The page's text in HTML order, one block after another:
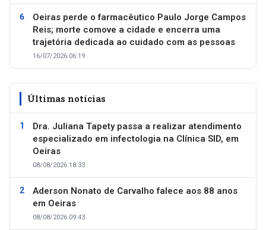
Oeiras perde o farmacêutico Paulo Jorge Campos
Reis; morte comove a cidade e encerra uma
trajetória dedicada ao cuidado com as pessoas
16/07/2026 06:19
Últimas notícias
Dra. Juliana Tapety passa a realizar atendimento
especializado em infectologia na Clínica SID, em
Oeiras
08/08/2026 18:33
Aderson Nonato de Carvalho falece aos 88 anos
em Oeiras
08/08/2026 09:43